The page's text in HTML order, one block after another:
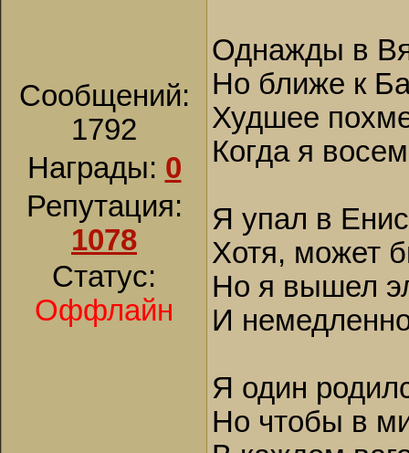
Сообщений:
1792
Награды: 0
Репутация:
1078
Статус:
Оффлайн
Однажды в
Но ближе к
Худшее
Когда я
Я упал в
Хотя, может
Но я вышел
И
Я один
Но чтобы в